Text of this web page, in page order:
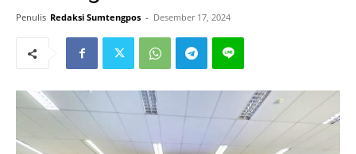
Penulis Redaksi Sumtengpos - Desember 17, 2024